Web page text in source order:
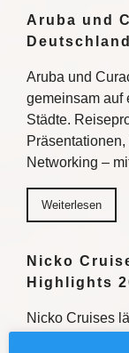
Aruba und
Aruba und
gemeinsam auf
Städte.
Networking –
Weiterlesen
Nicko
Highlights
Nicko Cruises